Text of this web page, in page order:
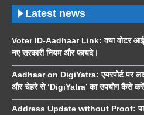
Latest news
Voter ID-Aadhaar Link: क्या वोटर
नए सरकारी नियम और फायदे।
Aadhaar on DigiYatra: एयरपोर्ट पर
और चेहरे से ‘DigiYatra’ का उपयोग कैसे
Address Update without Proof: पास